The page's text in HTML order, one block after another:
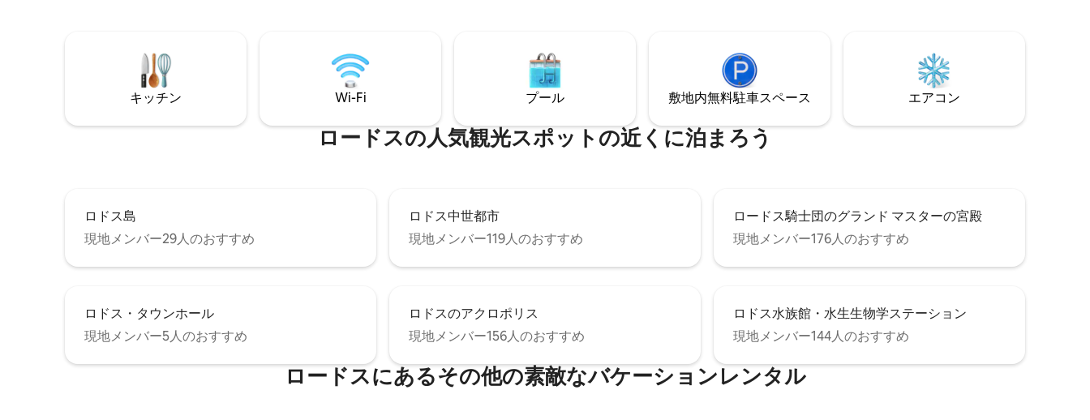
と機能性の美しい組み合わせを強調し
た、インスピレーションあふれる生活空
間を創り出すモダンな住宅施設です！こ
のエコヴィラにはフラットガーデンルー
ンジチェア、ホットタブ、快適な屋外用
ります。家は石の壁に囲まれており、さ
まざまな植物や花が植えられた庭があり
ています。 モダンな家具、ミニマルなデ
ザイン、素晴らしい屋外の景色が組み合
わさったリビングとダイニングエリア
しています。屋内と屋外のリビングスペ
め、ロドス島を探索するのに便利な拠点
をお探しの家族連れやお友達同士の旅行
に最適な宿泊施設です。 Vista by Del Sol
Villaは、快適さ、広々としたスペース、そ
るように設計されています。このヴィラ
には快適な寝室が3部屋あり、各寝室には
利便性を提供します。さらに、快適さを
高めるために、個別のトイレも用意され
ています。ヴィラには温かく居心地のよ
り、テレビを見たり、みんなで一緒に時
備、さらにはグループでの料理を楽しむ
ために必要なものがすべて揃っていま
があり、そこで座ったり、食事をした
り、あるいはただ静かな環境を楽しんだ
りすることができます。朝のコーヒータ
たりしましょう。 無料Wi - Fi、食器洗い
機、65インチテレビなどの快適な家具、
最高のアメニティを備えたリラックスし
た滞在に必要なものがすべて揃っていま
ティ・カナリ・ビーチは徒歩2分の距離に
あり、鹿の像はアパートから1km未満の距
離にあります。ロドス国際空港まで12km
です。
キッチン Wi-Fi プール 敷地内無料駐⁠車ス⁠ペ⁠ー⁠ス エアコン
ロードスの人気観光スポットの近くに泊まろう
ロドス島
現地メンバー29人のおすすめ
ロドス中世都市
現地メンバー119人のおすすめ
ロードス騎士団のグランド マスターの宮殿
現地メンバー176人のおすすめ
ロドス・タウンホール
現地メンバー5人のおすすめ
ロドスのアクロポリス
現地メンバー156人のおすすめ
ロドス水族館・水生生物学ステーション
現地メンバー144人のおすすめ
ロードスにあるその他の素敵なバケーションレンタル